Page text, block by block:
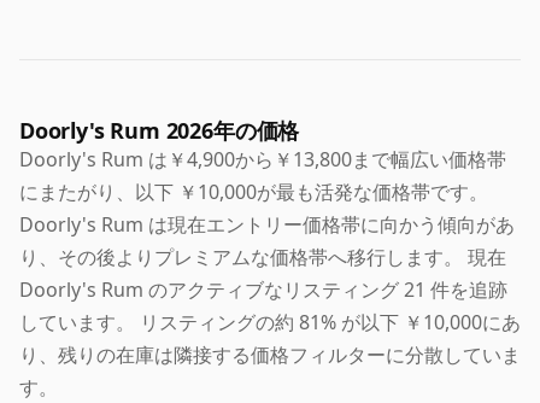
Doorly's Rum 2026年の価格
Doorly's Rum は￥4,900から￥13,800まで幅広い価格帯
にまたがり、以下 ￥10,000が最も活発な価格帯です。
Doorly's Rum は現在エントリー価格帯に向かう傾向があ
り、その後よりプレミアムな価格帯へ移行します。 現在
Doorly's Rum のアクティブなリスティング 21 件を追跡
しています。 リスティングの約 81% が以下 ￥10,000にあ
り、残りの在庫は隣接する価格フィルターに分散していま
す。